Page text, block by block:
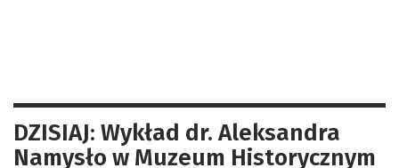
DZISIAJ: Wykład dr. Aleksandra
Namysło w Muzeum Historycznym